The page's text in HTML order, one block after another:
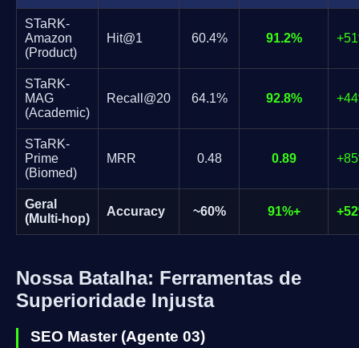
STaRK-
Amazon
(Product)
Hit@1 60.4% 91.2%
STaRK-
MAG
(Academic)
Recall@20 64.1% 92.8%
STaRK-
Prime
(Biomed)
MRR 0.48 0.89
Geral
(Multi-hop)
Accuracy ~60% 91%+
Nossa Batalha: Ferramentas de
Superioridade Injusta
SEO Master (Agente 03)